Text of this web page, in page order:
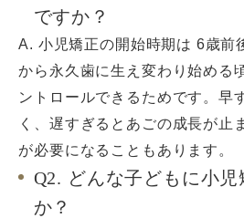
ですか？
A. 小児矯正の開始時期は 6歳前
から永久歯に生え変わり始める
ントロールできるためです。早
く、遅すぎるとあごの成長が止
が必要になることもあります。
Q2. どんな子どもに小
か？